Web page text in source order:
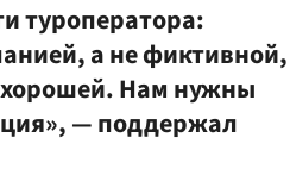
туроператора:
а не фиктивной,
хорошей. Нам нужны
— поддержал